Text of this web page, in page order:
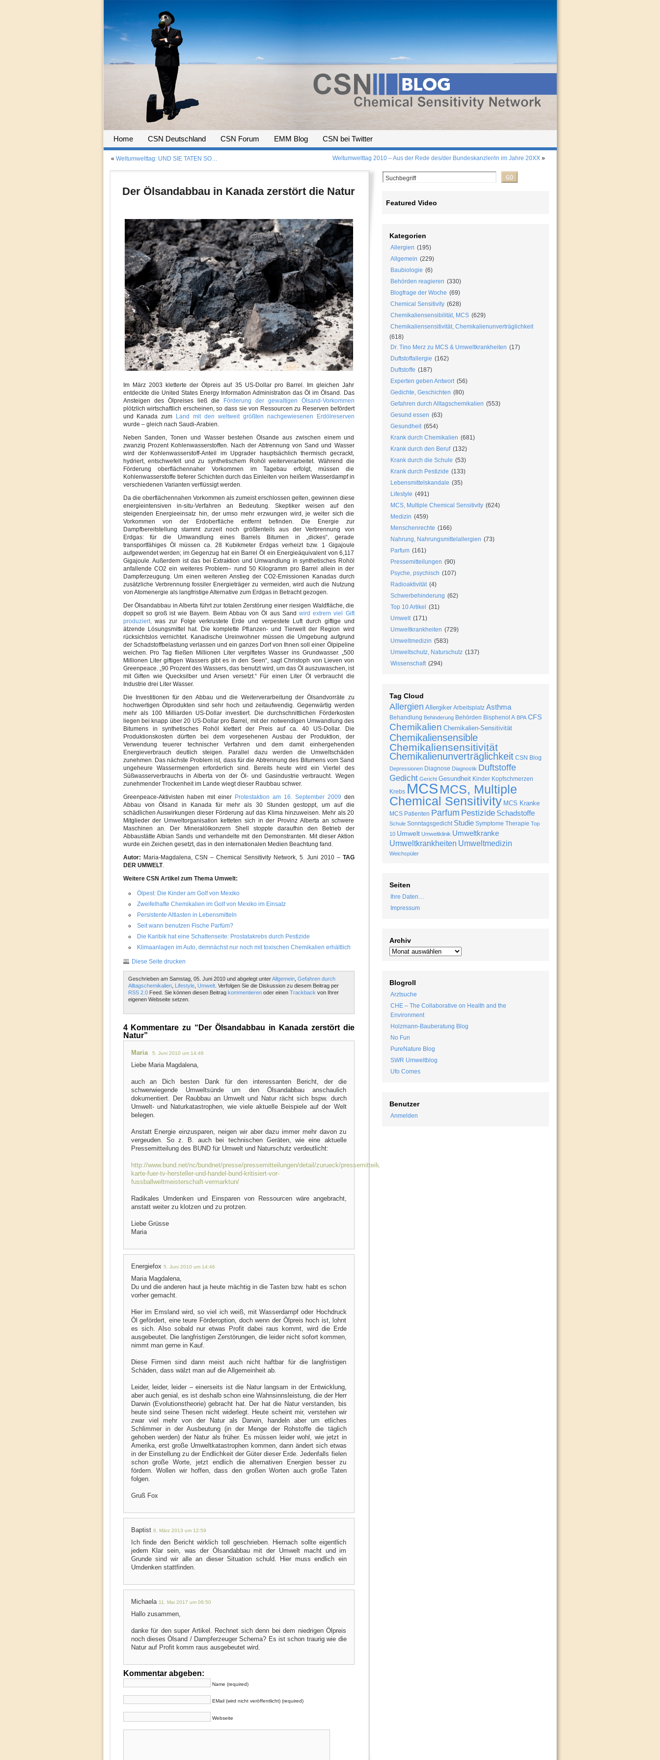
Home CSN Deutschland CSN Forum EMM Blog CSN bei Twitter
« Weltumwelttag: UND SIE TATEN SO… Weltumwelttag 2010 – Aus der Rede des/der Bundeskanzler/in im Jahre 20XX»
Der Ölsandabbau in Kanada zerstört die Natur
Im März 2003 kletterte der Ölpreis auf 35 US-Dollar pro Barrel. Im gleichen Jahr
entdeckte die United States Energy Information Administration das Öl im Ölsand. Das
Ansteigen des Ölpreises ließ die
Förderung der gewaltigen Ölsand-Vorkommen
plötzlich wirtschaftlich erscheinen, so dass sie von Ressourcen zu Reserven befördert
und Kanada zum Land mit den weltweit größten nachgewiesenen Erdölreserven
wurde – gleich nach Saudi-Arabien.
Neben Sanden, Tonen und Wasser bestehen Ölsande aus zwischen einem und
zwanzig Prozent Kohlenwasserstoffen. Nach der Abtrennung von Sand und Wasser
wird der Kohlenwasserstoff-Anteil im Upgrader hauptsächlich thermisch gecrackt,
hydriert, entschwefelt und zu synthetischem Rohöl weiterverarbeitet. Während die
Förderung oberflächennaher Vorkommen im Tagebau erfolgt, müssen die
Kohlenwasserstoffe tieferer Schichten durch das Einleiten von heißem Wasserdampf in
verschiedenen Varianten verflüssigt werden.
Da die oberflächennahen Vorkommen als zumeist erschlossen gelten, gewinnen diese
energieintensiven in-situ-Verfahren an Bedeutung. Skeptiker weisen auf den
steigenden Energieeinsatz hin, der umso mehr erzwungen wird, je weiter sich die
Vorkommen von der Erdoberfläche entfernt befinden. Die Energie zur
Dampfbereitstellung stammt zurzeit noch größtenteils aus der Verbrennung von
Erdgas: für die Umwandlung eines Barrels Bitumen in „dickes“, gerade
transportfähiges Öl müssen ca. 28 Kubikmeter Erdgas verheizt bzw. 1 Gigajoule
aufgewendet werden; im Gegenzug hat ein Barrel Öl ein Energieäquivalent von 6,117
Gigajoule. Außerdem ist das bei Extraktion und Umwandlung in synthetisches Rohöl
anfallende CO2 ein weiteres Problem– rund 50 Kilogramm pro Barrel allein in der
Dampferzeugung. Um einen weiteren Anstieg der CO2-Emissionen Kanadas durch
zusätzliche Verbrennung fossiler Energieträger zu vermeiden, wird auch die Nutzung
von Atomenergie als langfristige Alternative zum Erdgas in Betracht gezogen.
Der Ölsandabbau in Alberta führt zur totalen Zerstörung einer riesigen Waldfläche, die
doppelt so groß ist wie Bayern. Beim Abbau von Öl aus Sand wird extrem viel Gift
produziert,was zur Folge verkrustete Erde und verpestete Luft durch giftige und
ätzende Lösungsmittel hat. Die komplette Pflanzen- und Tierwelt der Region wird
rücksichtslos vernichtet. Kanadische Ureinwohner müssen die Umgebung aufgrund
der Schadstoffbelastung verlassen und ein ganzes Dorf von Ihnen soll einer Ölpipeline
weichen. Pro Tag fließen Millionen Liter vergiftetes Wasser ins Grundwasser. „500
Millionen Liter giftigen Wassers gibt es in den Seen“, sagt Christoph von Lieven von
Greenpeace. „90 Prozent des Wassers, das benutzt wird, um das Öl auszuwaschen, ist
mit Giften wie Quecksilber und Arsen versetzt.“ Für einen Liter Öl verbraucht die
Industrie drei Liter Wasser.
Die Investitionen für den Abbau und die Weiterverarbeitung der Ölsandvorräte zu
hochwertigen Ölprodukten sind sehr hoch und zeitaufwendig. Gegenwärtig werden
mehr als 100 Milliarden US-Dollar investiert. Die durchschnittlichen Förderkosten
liegen bei knapp über 20 US-Dollar pro Barrel, mit der notwendigen Umwandlung des
Bitumens in synthetisches Rohöl klettert der Preis auf ca. 40 US-Dollar. Die
Produktionskosten dürften bei dem vorgesehenen Ausbau der Produktion, der
Verwendung teuerer technischer Verfahren und dem damit einhergehenden
Energieverbrauch deutlich steigen. Parallel dazu werden die Umweltschäden
zunehmen. Das nächste Problem ist, dass für die Abtrennung des Bitumens vom Sand
ungeheure Wassermengen erforderlich sind. Bereits heute wird ein Viertel des
Süßwasserverbrauchs in Alberta von der Öl- und Gasindustrie verbraucht. Wegen
zunehmender Trockenheit im Lande wiegt dieser Raubbau schwer.
Greenpeace-Aktivisten haben mit einerProtestaktion am 16. September 2009 den
Abbau von Ölsand in Kanada für mehr als 30 Stunden gestoppt, um auf die
schädlichen Auswirkungen dieser Förderung auf das Klima hinzuweisen. Mehr als 20
Mitglieder der Umweltorganisation ketteten sich in der Provinz Alberta an schwere
Maschinen an. Der Mineralölkonzern Shell stoppte daraufhin den Betrieb der
Abbaustätte Albian Sands und verhandelte mit den Demonstranten. Mit dieser Aktion
wurde ein Zeichen gesetzt, das in den internationalen Medien Beachtung fand.
Autor: Maria-Magdalena, CSN – Chemical Sensitivity Network, 5. Juni 2010 – TAG
DER UMWELT.
Weitere CSN Artikel zum Thema Umwelt:
Ölpest: Die Kinder am Golf von Mexiko
Zweifelhafte Chemikalien im Golf von Mexiko im Einsatz
Persistente Altlasten in Lebensmitteln
Seit wann benutzen Fische Parfüm?
Die Karibik hat eine Schattenseite: Prostatakrebs durch Pestizide
Klimaanlagen im Auto, demnächst nur noch mit toxischen Chemikalien erhältlich
Diese Seite drucken
Geschrieben am Samstag, 05. Juni 2010 und abgelegt unterAllgemein, Gefahren durch
Alltagschemikalien, Lifestyle, Umwelt. Verfolgen Sie die Diskussion zu diesem Beitrag per
RSS 2.0Feed. Sie können diesen Beitrag kommentierenoder einen Trackback von Ihrer
eigenen Webseite setzen.
4 Kommentare zu “Der Ölsandabbau in Kanada zerstört die
Natur”
Maria 5. Juni 2010 um 14:46
Liebe Maria Magdalena,
auch an Dich besten Dank für den interessanten Bericht, der die
schwerwiegende Umweltsünde um den Ölsandabbau anschaulich
dokumentiert. Der Raubbau an Umwelt und Natur rächt sich bspw. durch
Umwelt- und Naturkatastrophen, wie viele aktuelle Beispiele auf der Welt
belegen.
Anstatt Energie einzusparen, neigen wir aber dazu immer mehr davon zu
vergeuden. So z. B. auch bei technischen Geräten, wie eine aktuelle
Pressemitteilung des BUND für Umwelt und Naturschutz verdeutlicht:
http://www.bund.net/nc/bundnet/presse/pressemitteilungen/detail/zurueck/pressemitteilungen/artikel/rote-
karte-fuer-tv-hersteller-und-handel-bund-kritisiert-vor-
fussballweltmeisterschaft-vermarktun/
Radikales Umdenken und Einsparen von Ressourcen wäre angebracht,
anstatt weiter zu klotzen und zu protzen.
Liebe Grüsse
Maria
Energiefox 5. Juni 2010 um 14:46
Maria Magdalena,
Du und die anderen haut ja heute mächtig in die Tasten bzw. habt es schon
vorher gemacht.
Hier im Emsland wird, so viel ich weiß, mit Wasserdampf oder Hochdruck
Öl gefördert, eine teure Förderoption, doch wenn der Ölpreis hoch ist, lohnt
es sich. Also sobald nur etwas Profit dabei raus kommt, wird die Erde
ausgebeutet. Die langfristigen Zerstörungen, die leider nicht sofort kommen,
nimmt man gerne in Kauf.
Diese Firmen sind dann meist auch nicht haftbar für die langfristigen
Schäden, dass wälzt man auf die Allgemeinheit ab.
Leider, leider, leider – einerseits ist die Natur langsam in der Entwicklung,
aber auch genial, es ist deshalb schon eine Wahnsinnsleistung, die der Herr
Darwin (Evolutionstheorie) gebracht hat. Der hat die Natur verstanden, bis
heute sind seine Thesen nicht widerlegt. Heute scheint mir, verstehen wir
zwar viel mehr von der Natur als Darwin, handeln aber um etliches
Schlimmer in der Ausbeutung (in der Menge der Rohstoffe die täglich
gehoben werden) der Natur als früher. Es müssen leider wohl, wie jetzt in
Amerika, erst große Umweltkatastrophen kommen, dann ändert sich etwas
in der Einstellung zu der Endlichkeit der Güter dieser Erde. Jedenfalls fielen
schon große Worte, jetzt endlich die alternativen Energien besser zu
fördern. Wollen wir hoffen, dass den großen Worten auch große Taten
folgen.
Gruß Fox
Baptist 6. März 2013 um 12:59
Ich finde den Bericht wirklich toll geschrieben. Hiernach sollte eigentlich
jedem Klar sein, was der Ölsandabbau mit der Umwelt macht und im
Grunde sind wir alle an dieser Situation schuld. Hier muss endlich ein
Umdenken stattfinden.
Michaela 11. Mai 2017 um 08:50
Hallo zusammen,
danke für den super Artikel. Rechnet sich denn bei dem niedrigen Ölpreis
noch dieses Ölsand / Dampferzeuger Schema? Es ist schon traurig wie die
Natur auf Profit komm raus ausgebeutet wird.
Kommentar abgeben:
Name (required)
EMail (wird nicht veröffentlicht) (required)
Webseite
Featured Video
Kategorien
Allergien (195)
Allgemein (229)
Baubiologie (6)
Behörden reagieren (330)
Blogfrage der Woche (69)
Chemical Sensitivity (628)
Chemikaliensensibilität, MCS (629)
Chemikaliensensitivität, Chemikalienunverträglichkeit
(618)
Dr. Tino Merz zu MCS & Umweltkrankheiten (17)
Duftstoffallergie (162)
Duftstoffe (187)
Experten geben Antwort (56)
Gedichte, Geschichten (80)
Gefahren durch Alltagschemikalien (553)
Gesund essen (63)
Gesundheit (654)
Krank durch Chemikalien (681)
Krank durch den Beruf (132)
Krank durch die Schule (53)
Krank durch Pestizide (133)
Lebensmittelskandale (35)
Lifestyle (491)
MCS, Multiple Chemical Sensitivity (624)
Medizin (459)
Menschenrechte (166)
Nahrung, Nahrungsmittelallergien (73)
Parfum (161)
Pressemitteilungen (90)
Psyche, psychisch (107)
Radioaktivität (4)
Schwerbehinderung (62)
Top 10 Artikel
(31)
Umwelt (171)
Umweltkrankheiten (729)
Umweltmedizin (583)
Umweltschutz, Naturschutz (137)
Wissenschaft (294)
Tag Cloud
Allergien Allergiker Arbeitsplatz Asthma
Behandlung Behinderung Behörden Bisphenol A BPA CFS
Chemikalien Chemikalien-Sensitivität
Chemikaliensensible
Chemikaliensensitivität
Chemikalienunverträglichkeit CSN Blog
Depressionen Diagnose Diagnostik Duftstoffe
Gedicht Gericht Gesundheit Kinder Kopfschmerzen
Krebs MCS MCS, Multiple
Chemical Sensitivity MCS Kranke
MCS Patienten Parfum Pestizide Schadstoffe
Schule Sonntagsgedicht Studie Symptome Therapie Top
10 Umwelt Umweltklinik Umweltkranke
Umweltkrankheiten Umweltmedizin
Weichspüler
Seiten
Ihre Daten…
Impressum
Archiv
Blogroll
Arztsuche
CHE – The Collaborative on Health and the
Environment
Holzmann-Bauberatung Blog
No Fun
PureNature Blog
SWR Umweltblog
Ufo Comes
Benutzer
Anmelden